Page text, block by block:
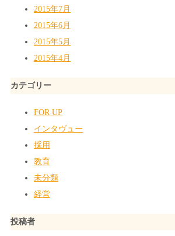
2015年7月
2015年6月
2015年5月
2015年4月
カテゴリー
FOR UP
インタヴュー
採用
教育
未分類
経営
投稿者